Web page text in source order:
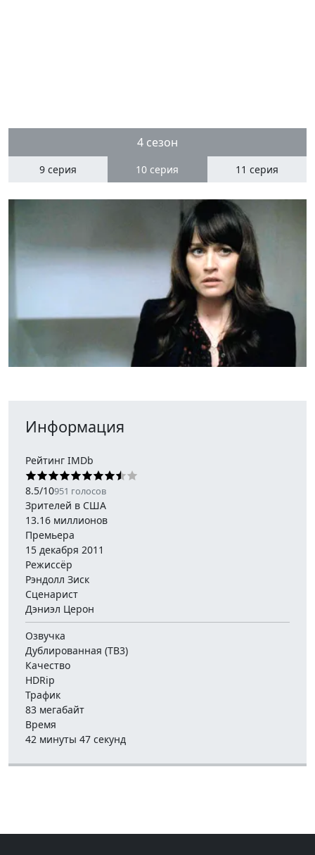
4 сезон
9 серия 10 серия 11 серия
Информация
Рейтинг IMDb
8.5/10951 голосов
Зрителей в США
13.16 миллионов
Премьера
15 декабря 2011
Режиссёр
Рэндолл Зиск
Сценарист
Дэниэл Церон
Озвучка
Дублированная (ТВ3)
Качество
HDRip
Трафик
83 мегабайт
Время
42 минуты 47 секунд